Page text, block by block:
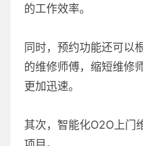
的工作效率。
同时，预约功能还可以
的维修师傅，缩短维修
更加迅速。
其次，智能化O2O上门